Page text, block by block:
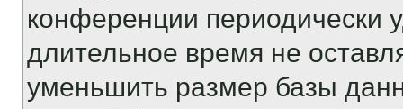
конференции периодически
длительное время не
уменьшить размер базы